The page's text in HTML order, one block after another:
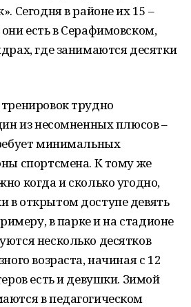
Сегодня в районе их 15 –
есть в Серафимовском,
где занимаются десятки
трудно
из несомненных плюсов –
минимальных
спортсмена. К тому же
когда и сколько угодно,
открытом доступе девять
в парке и на стадионе
несколько десятков
возраста, начиная с 12
есть и девушки. Зимой
в педагогическом